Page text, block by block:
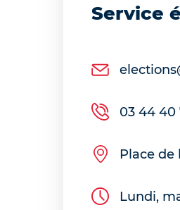
Service
03 44 40
Place de
Lundi,